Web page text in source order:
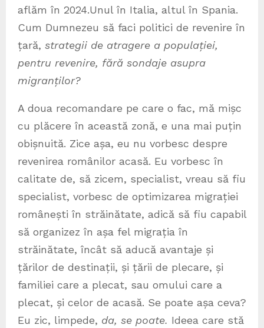
aflăm în 2024.Unul în Italia, altul în Spania.
Cum Dumnezeu să faci politici de revenire în
țară, strategii de atragere a populației,
pentru revenire, fără sondaje asupra
migranților?
A doua recomandare pe care o fac, mă mișc
cu plăcere în această zonă, e una mai puțin
obișnuită. Zice așa, eu nu vorbesc despre
revenirea românilor acasă. Eu vorbesc în
calitate de, să zicem, specialist, vreau să fiu
specialist, vorbesc de optimizarea migrației
românești în străinătate, adică să fiu capabil
să organizez în așa fel migrația în
străinătate, încât să aducă avantaje și
țărilor de destinații, și țării de plecare, și
familiei care a plecat, sau omului care a
plecat, și celor de acasă. Se poate așa ceva?
Eu zic, limpede, da, se poate. Ideea care stă